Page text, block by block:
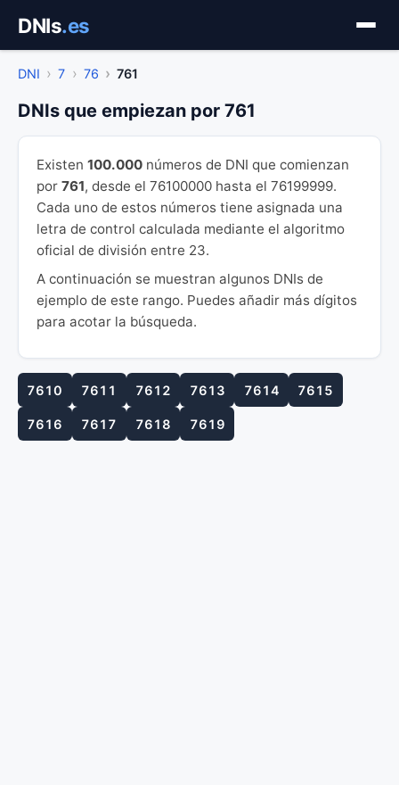
contenido
DNIs.es
DNI 7 76 761
DNIs que empiezan por 761
Existen 100.000 números de DNI que comienzan
por 761, desde el 76100000 hasta el 76199999.
Cada uno de estos números tiene asignada una
letra de control calculada mediante el algoritmo
oficial de división entre 23.
A continuación se muestran algunos DNIs de
ejemplo de este rango. Puedes añadir más dígitos
para acotar la búsqueda.
7610 7611 7612 7613 7614 7615
7616 7617 7618 7619